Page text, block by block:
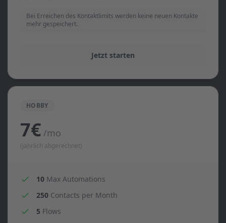
Bei Erreichen des Kontaktlimits werden keine neuen Kontakte
mehr gespeichert.
Jetzt starten
HOBBY
7€ /mo
(jährlich abgerechnet)
10 Max Automations
250 Contacts per Month
5 Flows